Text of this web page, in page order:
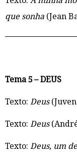
que sonha (Jean
Tema 5 – DEUS
Texto: Deus
Texto: Deus
Texto: Deus, um